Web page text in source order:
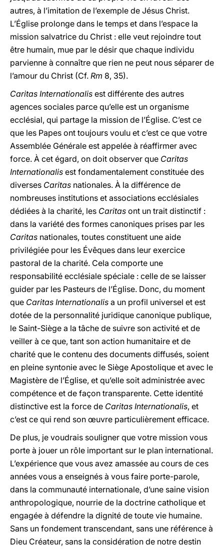
autres, à l’imitation de l’exemple de Jésus Christ.
L’Église prolonge dans le temps et dans l’espace la
mission salvatrice du Christ : elle veut rejoindre tout
être humain, mue par le désir que chaque individu
parvienne à connaître que rien ne peut nous séparer de
l’amour du Christ (Cf. Rm 8, 35).
Caritas Internationalis est différente des autres
agences sociales parce qu’elle est un organisme
ecclésial, qui partage la mission de l’Église. C’est ce
que les Papes ont toujours voulu et c’est ce que votre
Assemblée Générale est appelée à réaffirmer avec
force. À cet égard, on doit observer que Caritas
Internationalis est fondamentalement constituée des
diverses Caritas nationales. À la différence de
nombreuses institutions et associations ecclésiales
dédiées à la charité, les Caritas ont un trait distinctif :
dans la variété des formes canoniques prises par les
Caritas nationales, toutes constituent une aide
privilégiée pour les Évêques dans leur exercice
pastoral de la charité. Cela comporte une
responsabilité ecclésiale spéciale : celle de se laisser
guider par les Pasteurs de l’Église. Donc, du moment
que Caritas Internationalis a un profil universel et est
dotée de la personnalité juridique canonique publique,
le Saint-Siège a la tâche de suivre son activité et de
veiller à ce que, tant son action humanitaire et de
charité que le contenu des documents diffusés, soient
en pleine syntonie avec le Siège Apostolique et avec le
Magistère de l’Église, et qu’elle soit administrée avec
compétence et de façon transparente. Cette identité
distinctive est la force de Caritas Internationalis, et
c’est ce qui rend son œuvre particulièrement efficace.
De plus, je voudrais souligner que votre mission vous
porte à jouer un rôle important sur le plan international.
L’expérience que vous avez amassée au cours de ces
années vous a enseignés à vous faire porte-parole,
dans la communauté internationale, d’une saine vision
anthropologique, nourrie de la doctrine catholique et
engagée à défendre la dignité de toute vie humaine.
Sans un fondement transcendant, sans une référence à
Dieu Créateur, sans la considération de notre destin